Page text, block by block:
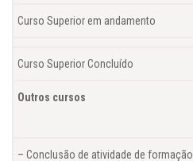
Curso Superior em andamento
Curso Superior Concluído
Outros cursos
– Conclusão de atividade de formação